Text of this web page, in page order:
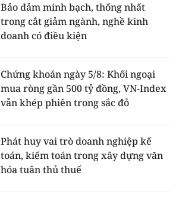
Bảo đảm minh bạch, thống nhất
trong cắt giảm ngành, nghề kinh
doanh có điều kiện
Chứng khoán ngày 5/8: Khối ngoại
mua ròng gần 500 tỷ đồng, VN-Index
vẫn khép phiên trong sắc đỏ
Phát huy vai trò doanh nghiệp kế
toán, kiểm toán trong xây dựng văn
hóa tuân thủ thuế